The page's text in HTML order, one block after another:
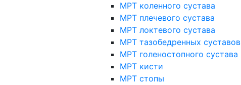
МРТ коленного сустава
МРТ плечевого сустава
МРТ локтевого сустава
МРТ тазобедренных суставов
МРТ голеностопного сустава
МРТ кисти
МРТ стопы